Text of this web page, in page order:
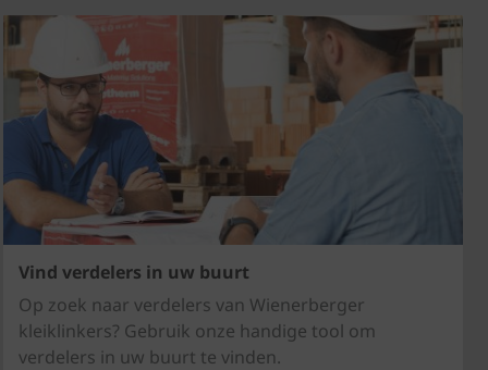
Vind verdelers in uw buurt
Op zoek naar verdelers van Wienerberger
kleiklinkers? Gebruik onze handige tool om
verdelers in uw buurt te vinden.